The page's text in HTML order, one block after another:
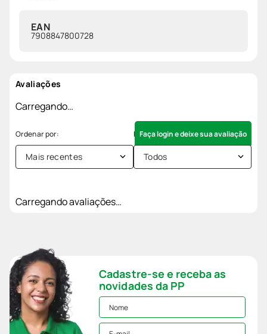
EAN
7908847800728
Avaliações
Carregando…
Faça login e deixe sua avaliação
Mais recentes Todos
Carregando avaliações…
Cadastre-se e receba as
novidades da PP